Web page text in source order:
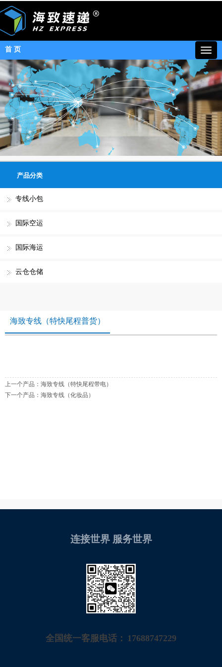
首 页
产品分类
专线小包
国际空运
国际海运
云仓仓储
海致专线（特快尾程普货）
上一个产品： 海致专线（特快尾程带电）
下一个产品： 海致专线（化妆品）
连接世界 服务世界
全国统一客服电话： 17688747229